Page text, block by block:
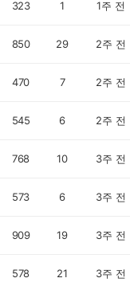
323 1 1주 전
850 29 2주 전
470 7 2주 전
545 6 2주 전
768 10 3주 전
573 6 3주 전
909 19 3주 전
578 21 3주 전